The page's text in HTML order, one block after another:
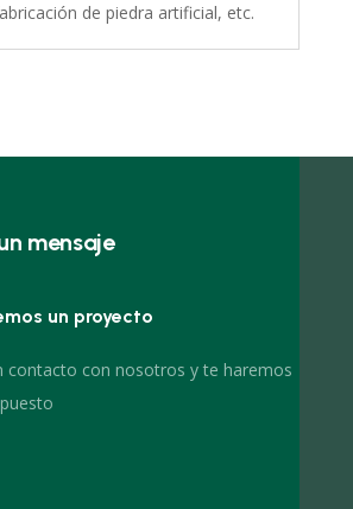
de piedra artificial, etc.
mensaje
un proyecto
contacto con nosotros y te haremos